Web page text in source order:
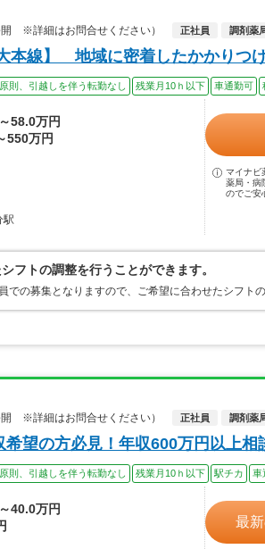
※詳細はお問合せください）
正社員 調剤薬
本線】 地域に密着したかかりつ
原則、引越しを伴う転勤なし 残業月10ｈ以下 車通勤可
58.0万円
550万円
駅
マイナビ
薬局・病
のでご安
フトの調整を行うことができます。
での募集となりますので、ご希望に合わせたシフト
※詳細はお問合せください）
正社員 調剤薬
希望の方必見！年収600万円以上相
原則、引越しを伴う転勤なし 残業月10ｈ以下 駅チカ 車
40.0万円
最